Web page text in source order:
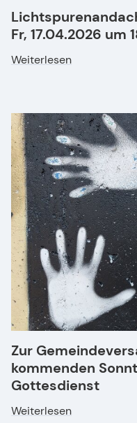
Fr, 17.04.2026 um
Weiterlesen
Zur
kommenden
Gottesdienst
Weiterlesen